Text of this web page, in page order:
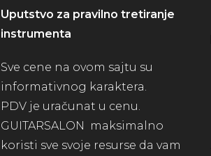
Uputstvo za pravilno tretiranje
instrumenta
Sve cene na ovom sajtu su
informativnog karaktera.
PDV je uračunat u cenu.
GUITARSALON maksimalno
koristi sve svoje resurse da vam